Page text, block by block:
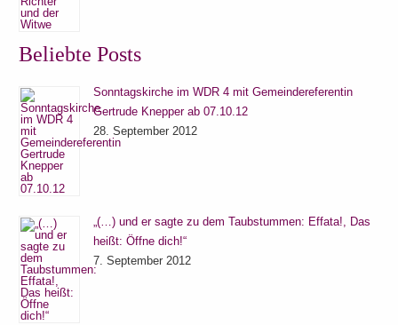
Beliebte Posts
Sonntagskirche im WDR 4 mit Gemeindereferentin
Gertrude Knepper ab 07.10.12
28. September 2012
„(…) und er sagte zu dem Taubstummen: Effata!, Das
heißt: Öffne dich!“
7. September 2012